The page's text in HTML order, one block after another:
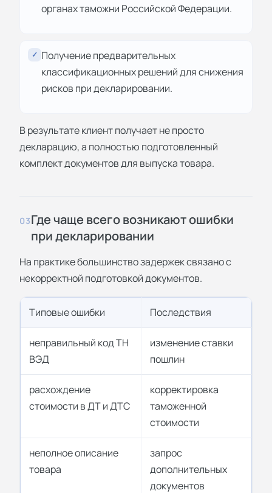
органах таможни Российской Федерации.
✓ Получение предварительных
классификационных решений для снижения
рисков при декларировании.
В результате клиент получает не просто
декларацию, а полностью подготовленный
комплект документов для выпуска товара.
03Где чаще всего возникают ошибки
при декларировании
На практике большинство задержек связано с
некорректной подготовкой документов.
Типовые ошибки Последствия
неправильный код ТН
ВЭД
изменение ставки
пошлин
расхождение
стоимости в ДТ и ДТС
корректировка
таможенной
стоимости
неполное описание
товара
запрос
дополнительных
документов